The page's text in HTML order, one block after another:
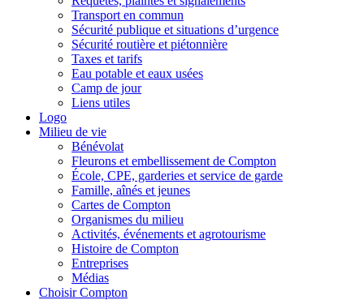
Transport en commun
Sécurité publique et situations d’urgence
Sécurité routière et piétonnière
Taxes et tarifs
Eau potable et eaux usées
Camp de jour
Liens utiles
Logo
Milieu de vie
Bénévolat
Fleurons et embellissement de Compton
École, CPE, garderies et service de garde
Famille, aînés et jeunes
Cartes de Compton
Organismes du milieu
Activités, événements et agrotourisme
Histoire de Compton
Entreprises
Médias
Choisir Compton